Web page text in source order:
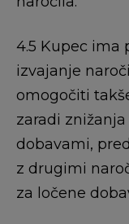
4.5 Kupec ima
izvajanje
omogočiti
zaradi
dobavami,
z drugimi
za ločene